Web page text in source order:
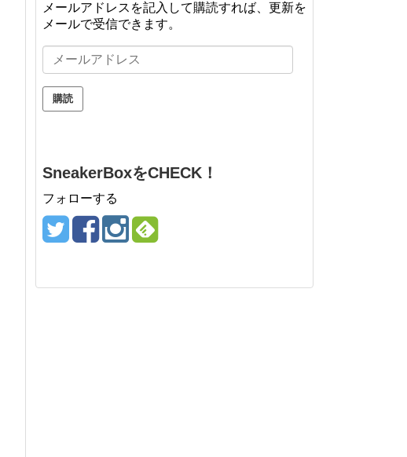
メールアドレスを記入して購読すれば、更新を
メールで受信できます。
メ
ー
ル
ア
SneakerBoxをCHECK！
フォローする